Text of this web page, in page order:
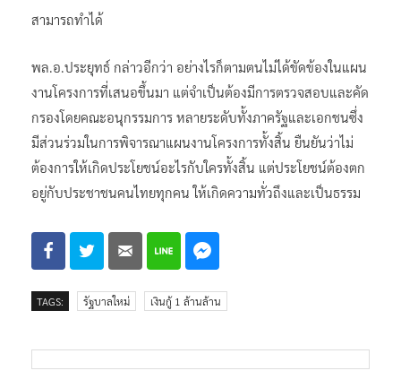
สามารถทำได้
พล.อ.ประยุทธ์ กล่าวอีกว่า อย่างไรก็ตามตนไม่ได้ขัดข้องในแผน
งานโครงการที่เสนอขึ้นมา แต่จำเป็นต้องมีการตรวจสอบและคัด
กรองโดยคณะอนุกรรมการ หลายระดับทั้งภาครัฐและเอกชนซึ่ง
มีส่วนร่วมในการพิจารณาแผนงานโครงการทั้งสิ้น ยืนยันว่าไม่
ต้องการให้เกิดประโยชน์อะไรกับใครทั้งสิ้น แต่ประโยชน์ต้องตก
อยู่กับประชาชนคนไทยทุกคน ให้เกิดความทั่วถึงและเป็นธรรม
TAGS: รัฐบาลใหม่ เงินกู้ 1 ล้านล้าน